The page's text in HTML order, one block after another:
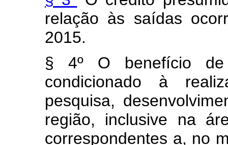
relação às saídas
2015.
§ 4º O benefício
condicionado à
pesquisa,
região, inclusive na
correspondentes a, no